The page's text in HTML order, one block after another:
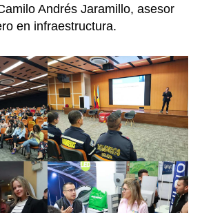
Andrés Jaramillo, asesor
en infraestructura.